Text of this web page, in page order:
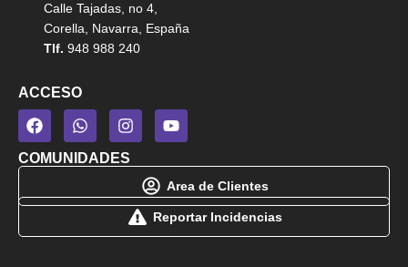
Calle Tajadas, no 4,
Corella, Navarra, España
Tlf. 948 988 240
ACCESO
COMUNIDADES
Area de Clientes
Reportar Incidencias